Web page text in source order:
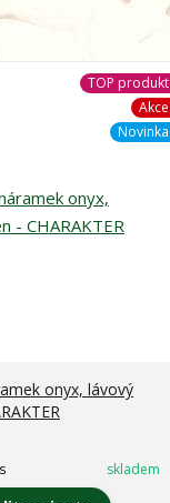
TOP produkt
Akce
Novinka
onyx, lávový
skladem